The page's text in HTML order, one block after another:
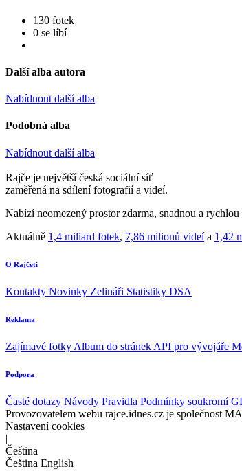
130 fotek
0 se líbí
Další alba autora
Nabídnout další alba
Podobná alba
Nabídnout další alba
Rajče je největší česká sociální síť
zaměřená na sdílení fotografií a videí.
Nabízí neomezený prostor zdarma, snadnou a
Aktuálně 1,4 miliard fotek, 7,86 milionů videía 1,42
O Rajčeti
Kontakty Novinky Zelináři Statistiky DSA
Reklama
Zajímavé fotky Album do stránek API pro vývojáře
Podpora
Časté dotazy Návody Pravidla Podmínky soukromí
Provozovatelem webu rajce.idnes.cz je společnost
Nastavení cookies
|
Čeština
Čeština English